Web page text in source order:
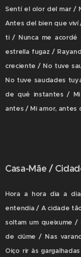
Sentí el olor del mar /
Antes del bien que
ti / Nunca me
estrella fugaz /
creciente / No tuve
No tuve saudades
de qué instantes /
antes / Mi amor,
Casa-Mãe /
Hora a hora dia a
entendia / A cidade
soltam um queixume
de ciúme / Nas
Oiço rir às